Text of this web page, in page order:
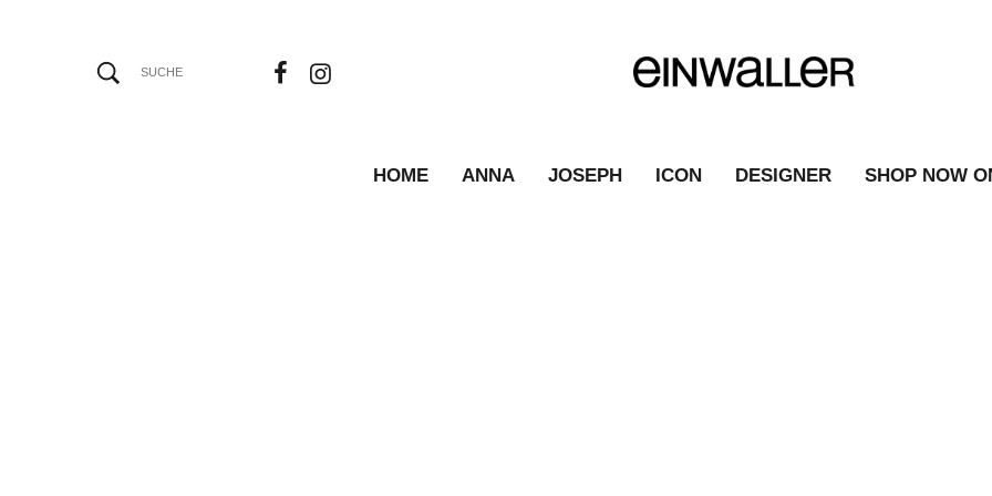
HOME ANNA JOSEPH ICON DESIGNER SHOP NOW